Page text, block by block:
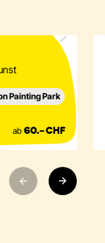
Painting Park
ab 60.– CHF